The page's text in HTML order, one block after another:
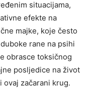
situacijama,
efekte na
majke, koje često
rane na psihi
obrasce toksičnog
posljedice na život
ovaj začarani krug.